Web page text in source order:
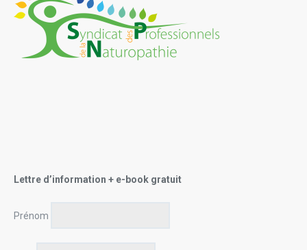
Lettre d’information + e-book gratuit
Prénom